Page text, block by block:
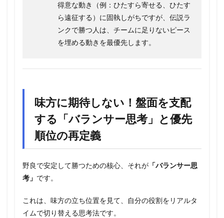
得意な動き（例：ひたすら寄せる、ひたす
ら遠征する）に固執しがちですが、伝説ラ
ンクで勝つ人は、チームに足りないピース
を埋める動きを最優先します。
味方に期待しない！盤面を支配
する「バランサー思考」と優先
順位の再定義
野良で安定して勝つための核心、それが 「バランサー思
考」 です。
これは、味方の立ち位置を見て、自分の役割をリアルタ
イムで切り替える思考法です。